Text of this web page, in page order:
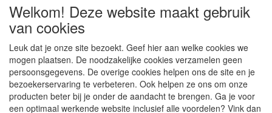
E-mail: info@smitsound.nl
Telefoon: +31-(0)6-22256322
Bestellingen binnen Nederland, ongeacht gewicht, verstuurd
voor € 6,95
Prijzen inclusief 21% BTW, tenzij anders vermeldt
Welkom! Deze website maakt gebruik
van cookies
Leuk dat je onze site bezoekt. Geef hier aan welke cookies we
mogen plaatsen. De noodzakelijke cookies verzamelen geen
persoonsgegevens. De overige cookies helpen ons de site en je
bezoekerservaring te verbeteren. Ook helpen ze ons om onze
producten beter bij je onder de aandacht te brengen. Ga je voor
een optimaal werkende website inclusief alle voordelen? Vink dan